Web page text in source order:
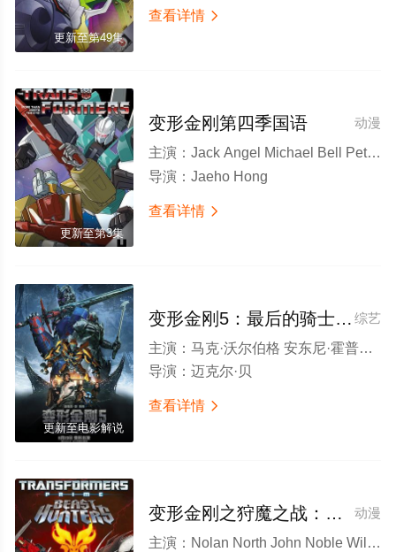
更新至第49集
查看详情 
更新至第3集
动漫
变形金刚第四季国语
主演： Jack Angel Michael Bell Peter Cullen Stan Jones Frank Welker
导演： Jaeho Hong
查看详情 
更新至电影解说
综艺
变形金刚5：最后的骑士[电影解说]
主演： 马克·沃尔伯格 安东尼·霍普金斯 乔什·杜哈明 劳拉·哈德克 桑地亚哥·卡布瑞拉 伊莎贝拉·莫塞德 杰洛德·卡尔迈克 斯坦利·图齐 利亚姆·加里根 马丁·麦克里迪 罗布·维特宗布 马库斯·弗雷泽 约翰·霍林沃思 丹尼尔·阿德博伊加 特伦特·瑟文 格伦·莫肖尔 嘉玛·陈 约翰·特托罗 托尼·海尔 克劳德·诺尔顿 雅各布·扎哈尔 玛姬·斯蒂德 莎拉·斯图尔特 菲比·尼克尔斯 丽贝卡·弗朗特 斯蒂芬·霍根 小本杰明·弗洛雷斯 胡利奥塞萨尔·查韦斯 艾莎卡比娅 安迪·比恩 马克·德克斯特 罗伯·贾维斯 蒂姆·唐尼
导演： 迈克尔·贝
查看详情 
动漫
变形金刚之狩魔之战：巨狰狞的崛起
主演： Nolan North John Noble Will Friedle